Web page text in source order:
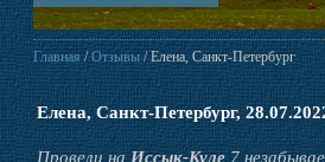
Главная /Отзывы/ Елена, Санкт-Петербург
Елена, Санкт-Петербург,
Провели на Иссык-Куле7